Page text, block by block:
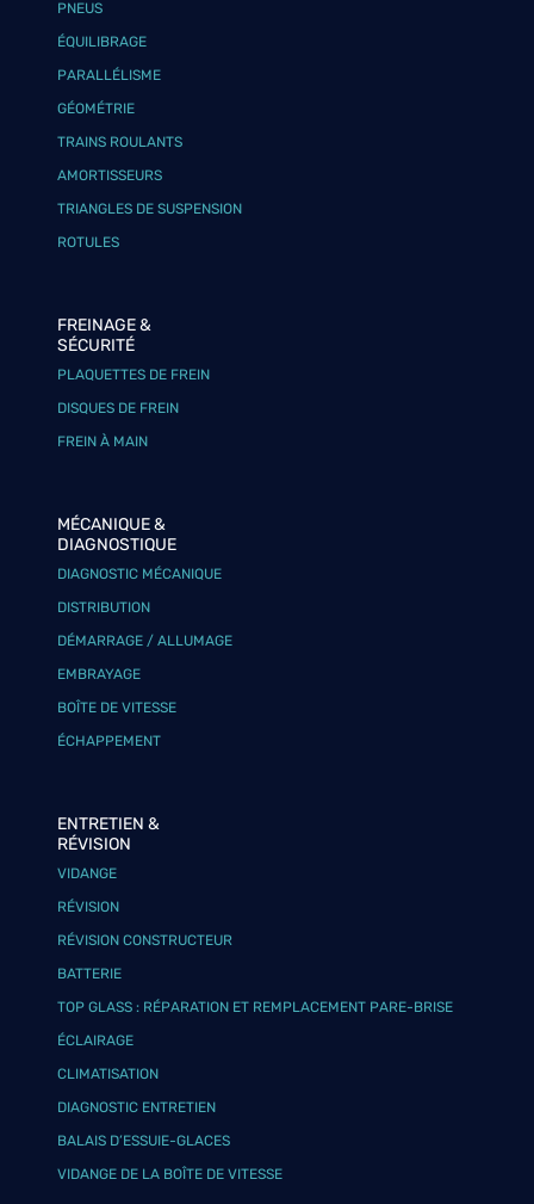
PNEUS
ÉQUILIBRAGE
PARALLÉLISME
GÉOMÉTRIE
TRAINS ROULANTS
AMORTISSEURS
TRIANGLES DE SUSPENSION
ROTULES
FREINAGE &
SÉCURITÉ
PLAQUETTES DE FREIN
DISQUES DE FREIN
FREIN À MAIN
MÉCANIQUE &
DIAGNOSTIQUE
DIAGNOSTIC MÉCANIQUE
DISTRIBUTION
DÉMARRAGE / ALLUMAGE
EMBRAYAGE
BOÎTE DE VITESSE
ÉCHAPPEMENT
ENTRETIEN &
RÉVISION
VIDANGE
RÉVISION
RÉVISION CONSTRUCTEUR
BATTERIE
TOP GLASS : RÉPARATION ET REMPLACEMENT PARE-BRISE
ÉCLAIRAGE
CLIMATISATION
DIAGNOSTIC ENTRETIEN
BALAIS D’ESSUIE-GLACES
VIDANGE DE LA BOÎTE DE VITESSE